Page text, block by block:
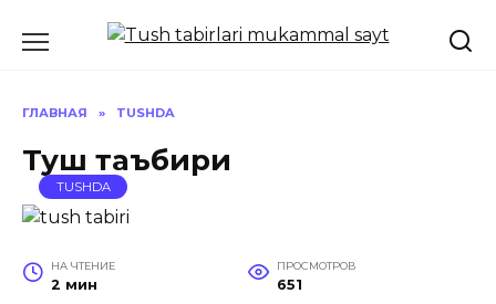
ГЛАВНАЯ » TUSHDA
Туш таъбири
TUSHDA
НА ЧТЕНИЕ
2 мин
ПРОСМОТРОВ
651